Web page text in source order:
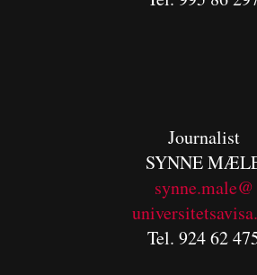
Journalist
SYNNE
synne.male@
Tel. 924 62